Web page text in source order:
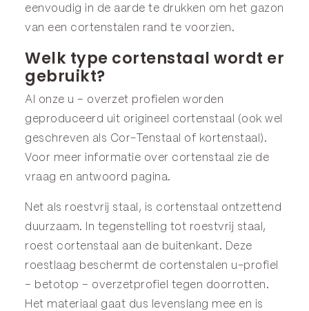
eenvoudig in de aarde te drukken om het gazon
van een cortenstalen rand te voorzien.
Welk type cortenstaal wordt er
gebruikt?
Al onze u – overzet profielen worden
geproduceerd uit origineel cortenstaal (ook wel
geschreven als Cor-Tenstaal of kortenstaal).
Voor meer informatie over cortenstaal zie de
vraag en antwoord pagina.
Net als roestvrij staal, is cortenstaal ontzettend
duurzaam. In tegenstelling tot roestvrij staal,
roest cortenstaal aan de buitenkant. Deze
roestlaag beschermt de cortenstalen u-profiel
– betotop – overzetprofiel tegen doorrotten.
Het materiaal gaat dus levenslang mee en is